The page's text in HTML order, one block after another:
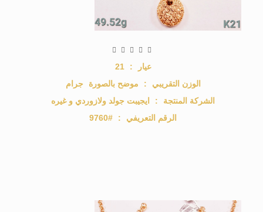
عيار :
21
الوزن التقريبي
: موضح بالصورة
جرام
الشركة المنتجة
:
ايجيبت جولد ولازوردي و غيره
الرقم التعريفي
:
#9760